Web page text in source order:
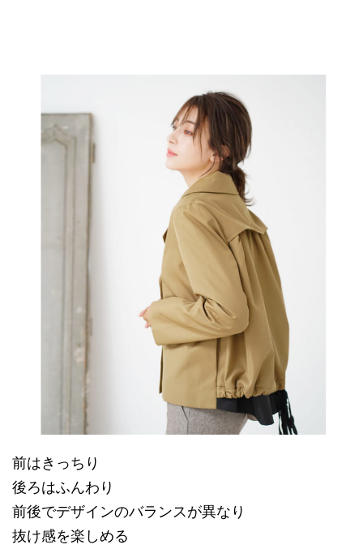
前はきっちり
後ろはふんわり
前後でデザインのバランスが異なり
抜け感を楽しめる